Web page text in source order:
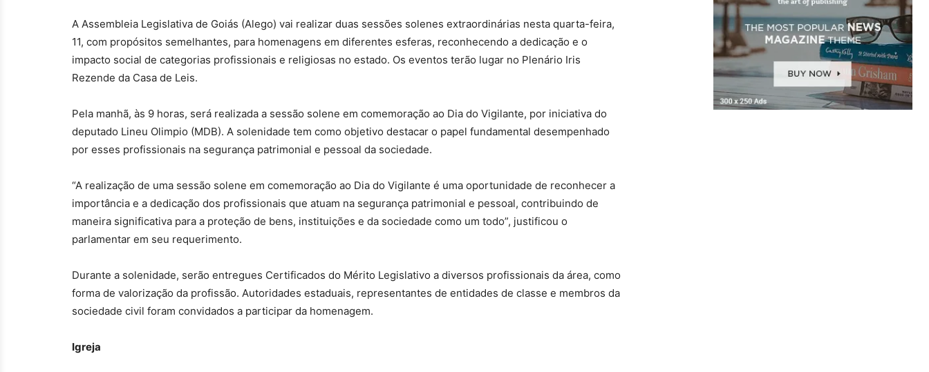
A Assembleia Legislativa de Goiás (Alego) vai realizar duas sessões solenes extraordinárias nesta quarta-feira,
11, com propósitos semelhantes, para homenagens em diferentes esferas, reconhecendo a dedicação e o
impacto social de categorias profissionais e religiosas no estado. Os eventos terão lugar no Plenário Iris
Rezende da Casa de Leis.
Pela manhã, às 9 horas, será realizada a sessão solene em comemoração ao Dia do Vigilante, por iniciativa do
deputado Lineu Olimpio (MDB). A solenidade tem como objetivo destacar o papel fundamental desempenhado
por esses profissionais na segurança patrimonial e pessoal da sociedade.
“A realização de uma sessão solene em comemoração ao Dia do Vigilante é uma oportunidade de reconhecer a
importância e a dedicação dos profissionais que atuam na segurança patrimonial e pessoal, contribuindo de
maneira significativa para a proteção de bens, instituições e da sociedade como um todo”, justificou o
parlamentar em seu requerimento.
Durante a solenidade, serão entregues Certificados do Mérito Legislativo a diversos profissionais da área, como
forma de valorização da profissão. Autoridades estaduais, representantes de entidades de classe e membros da
sociedade civil foram convidados a participar da homenagem.
Igreja